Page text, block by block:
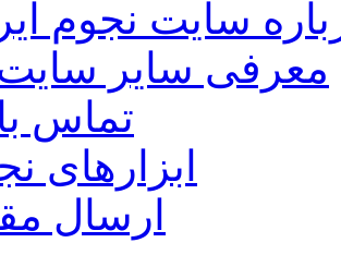
سایت نجوم
معرفی سایر
تماس
ابزارهای
ارسال